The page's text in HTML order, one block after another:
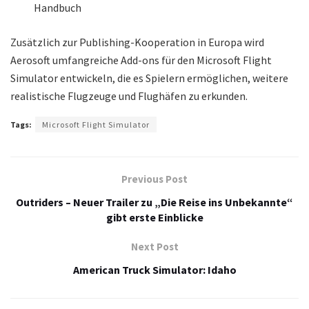
Handbuch
Zusätzlich zur Publishing-Kooperation in Europa wird
Aerosoft umfangreiche Add-ons für den Microsoft Flight
Simulator entwickeln, die es Spielern ermöglichen, weitere
realistische Flugzeuge und Flughäfen zu erkunden.
Tags: Microsoft Flight Simulator
Previous Post
Outriders – Neuer Trailer zu „Die Reise ins Unbekannte“
gibt erste Einblicke
Next Post
American Truck Simulator: Idaho